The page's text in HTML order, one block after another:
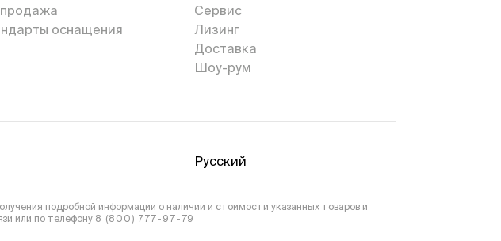
оснащения
Сервис
Лизинг
Доставка
Шоу-рум
Русский
подробной информации о наличии и стоимости указанных товаров и
или по телефону 8 (800) 777-97-79